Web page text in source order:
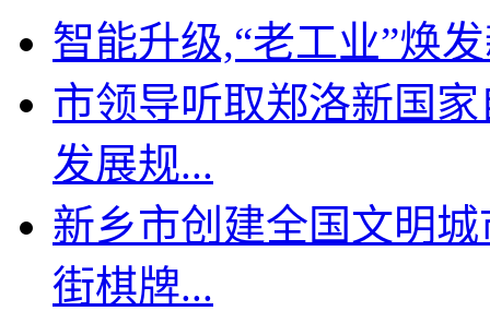
智能升级,“老工业”焕
市领导听取郑洛新国
发展规...
新乡市创建全国文明
街棋牌...